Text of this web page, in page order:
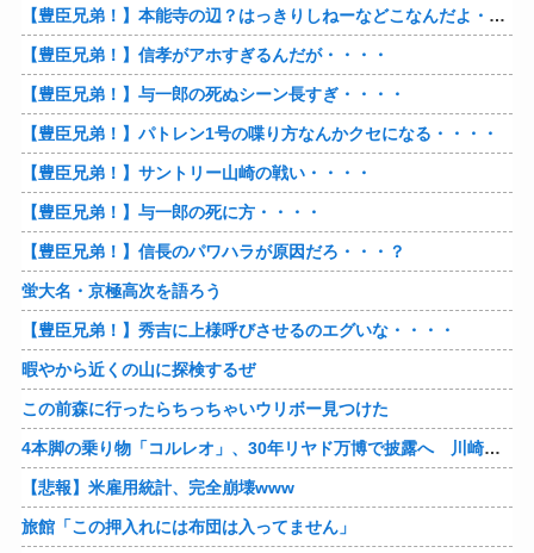
【豊臣兄弟！】本能寺の辺？はっきりしねーなどこなんだよ・・・・
【豊臣兄弟！】信孝がアホすぎるんだが・・・・
【豊臣兄弟！】与一郎の死ぬシーン長すぎ・・・・
【豊臣兄弟！】パトレン1号の喋り方なんかクセになる・・・・
【豊臣兄弟！】サントリー山崎の戦い・・・・
【豊臣兄弟！】与一郎の死に方・・・・
【豊臣兄弟！】信長のパワハラが原因だろ・・・？
蛍大名・京極高次を語ろう
【豊臣兄弟！】秀吉に上様呼びさせるのエグいな・・・・
暇やから近くの山に探検するぜ
この前森に行ったらちっちゃいウリボー見つけた
4本脚の乗り物「コルレオ」、30年リヤド万博で披露へ 川崎重工が35年発売目指す
【悲報】米雇用統計、完全崩壊www
旅館「この押入れには布団は入ってません」